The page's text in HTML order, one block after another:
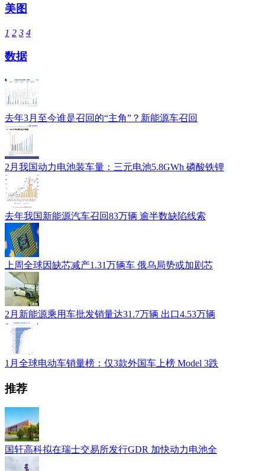
美图
1 2 3 4
数据
去年3月至今谁是召回的“主角”？新能源车召回
2月我国动力电池装车量：三元电池5.8GWh 磷酸铁锂
去年我国新能源汽车召回83万辆 逾半数缺陷线索
上周全球因缺芯减产1.31万辆车 俄乌局势或加剧芯
2月新能源乘用车批发销量达31.7万辆 出口4.53万辆
1月全球电动车销量榜：仅3款外国车上榜 Model 3跌
推荐
国轩高科拟在瑞士交易所发行GDR 加快动力电池全